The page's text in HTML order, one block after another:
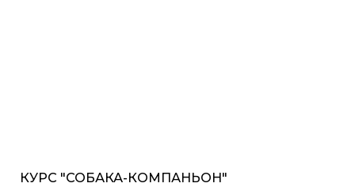
КУРС "СОБАКА-КОМПАНЬОН"